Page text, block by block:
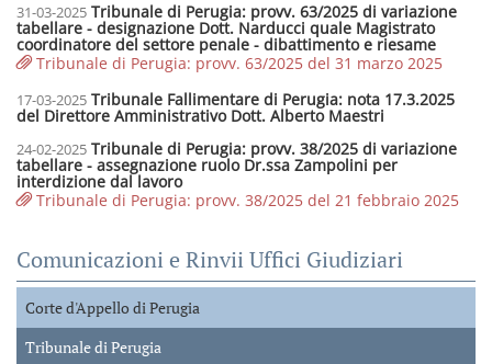
31-03-2025 Tribunale di Perugia: provv. 63/2025 di variazione
tabellare - designazione Dott. Narducci quale Magistrato
coordinatore del settore penale - dibattimento e riesame
Tribunale di Perugia: provv. 63/2025 del 31 marzo 2025
17-03-2025 Tribunale Fallimentare di Perugia: nota 17.3.2025
del Direttore Amministrativo Dott. Alberto Maestri
24-02-2025 Tribunale di Perugia: provv. 38/2025 di variazione
tabellare - assegnazione ruolo Dr.ssa Zampolini per
interdizione dal lavoro
Tribunale di Perugia: provv. 38/2025 del 21 febbraio 2025
Comunicazioni e Rinvii Uffici Giudiziari
Corte d'Appello di Perugia
Tribunale di Perugia